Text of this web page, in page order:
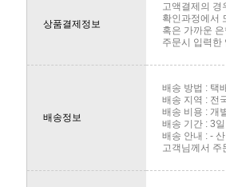
상품결제정보
고액결제의 경
확인과정에서
혹은 가까운
주문시 입력한
배송정보
배송 방법 : 택
배송 지역 : 전
배송 비용 : 개
배송 기간 : 3일
배송 안내 : -
고객님께서 주